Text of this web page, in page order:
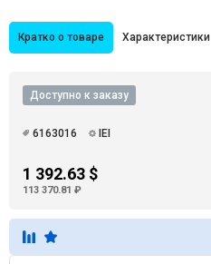
Кратко о товаре Характеристики
Доступно к заказу
6163016 IEI
1 392.63 $
113 370.81 ₽